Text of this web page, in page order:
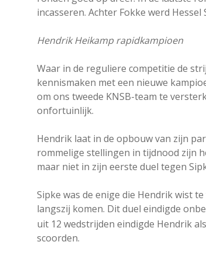
incasseren. Achter Fokke werd
Hendrik Heikamp rapidkampioen
Waar in de reguliere competitie de
kennismaken met een nieuwe
om ons tweede KNSB-team te
onfortuinlijk.
Hendrik laat in de opbouw van zijn
rommelige stellingen in tijdnood zijn
maar niet in zijn eerste duel tegen
Sipke was de enige die Hendrik wist
langszij komen. Dit duel eindigde
uit 12 wedstrijden eindigde Hendrik
scoorden.